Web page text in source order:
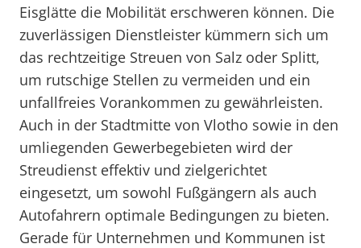
Eisglätte die Mobilität erschweren können. Die
zuverlässigen Dienstleister kümmern sich um
das rechtzeitige Streuen von Salz oder Splitt,
um rutschige Stellen zu vermeiden und ein
unfallfreies Vorankommen zu gewährleisten.
Auch in der Stadtmitte von Vlotho sowie in den
umliegenden Gewerbegebieten wird der
Streudienst effektiv und zielgerichtet
eingesetzt, um sowohl Fußgängern als auch
Autofahrern optimale Bedingungen zu bieten.
Gerade für Unternehmen und Kommunen ist